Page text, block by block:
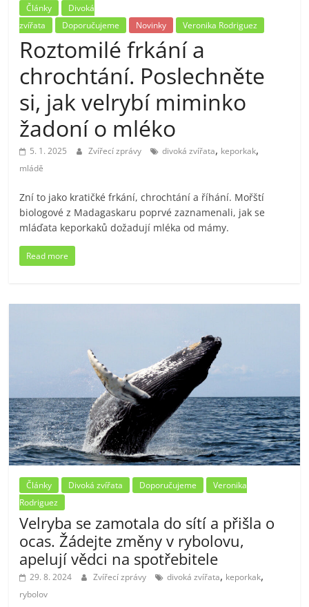
Články
Divoká
zvířata
Doporučujeme Novinky Veronika Rodriguez
Roztomilé frkání a
chrochtání. Poslechněte
si, jak velrybí miminko
žadoní o mléko
5. 1. 2025 Zvířecí zprávy divoká zvířata, keporkak,
mládě
Zní to jako kratičké frkání, chrochtání a říhání. Mořští
biologové z Madagaskaru poprvé zaznamenali, jak se
mláďata keporkaků dožadují mléka od mámy.
Read more
Články Divoká zvířata Doporučujeme
Veronika
Rodriguez
Velryba se zamotala do sítí a přišla o
ocas. Žádejte změny v rybolovu,
apelují vědci na spotřebitele
29. 8. 2024 Zvířecí zprávy divoká zvířata, keporkak,
rybolov